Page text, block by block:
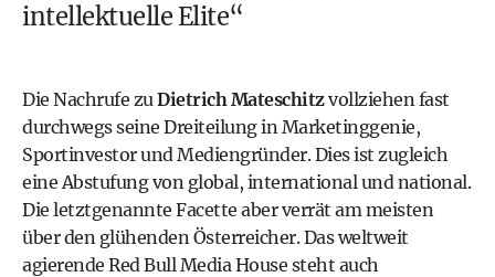
intellektuelle Elite“
Die Nachrufe zuDietrich Mateschitzvollziehen fast
durchwegs seine Dreiteilung in Marketinggenie,
Sportinvestor und Mediengründer. Dies ist zugleich
eine Abstufung von global, international und national.
Die letztgenannte Facette aber verrät am meisten
über den glühenden Österreicher. Das weltweit
agierende Red Bull Media House steht auch